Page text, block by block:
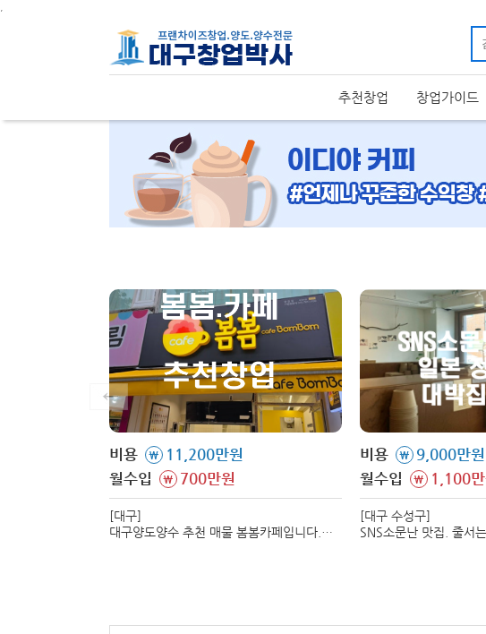
추천창업 창업가이드
비용 \
11,200만원
월수입
\ 700만원
[대구]
대구양도양수 추천 매물 봄봄카페입니다.
비용 \
9,000만원
월수입
\ 1,100
[대구 수성구]
SNS소문난 맛집. 줄서